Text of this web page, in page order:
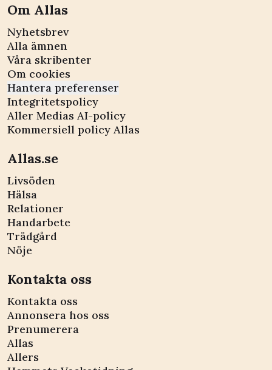
Om Allas
Nyhetsbrev
Alla ämnen
Våra skribenter
Om cookies
Hantera preferenser
Integritetspolicy
Aller Medias AI-policy
Kommersiell policy Allas
Allas.se
Livsöden
Hälsa
Relationer
Handarbete
Trädgård
Nöje
Kontakta oss
Kontakta oss
Annonsera hos oss
Prenumerera
Allas
Allers